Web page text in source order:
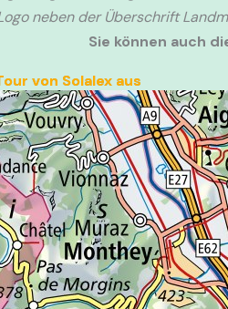
neben der Überschrift
Sie können auch
von Solalex aus